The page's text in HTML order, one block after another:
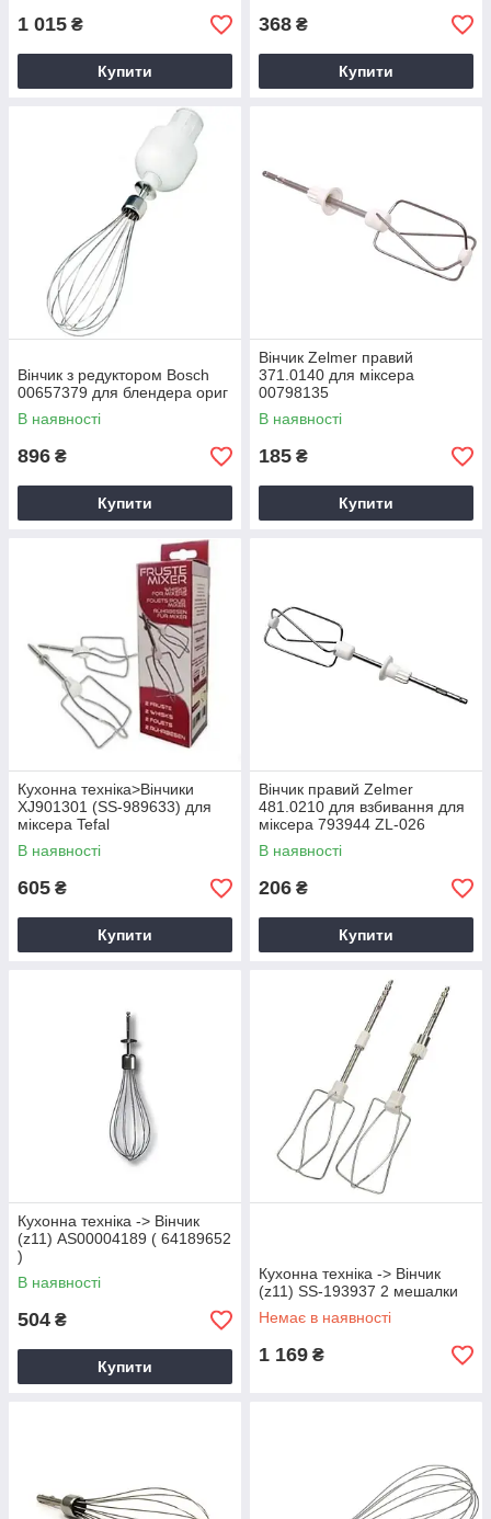
1 015 ₴
Купити
368 ₴
Купити
Вінчик з редуктором Bosch
00657379 для блендера ориг
В наявності
896 ₴
Купити
Вінчик Zelmer правий
371.0140 для міксера
00798135
В наявності
185 ₴
Купити
Кухонна техніка>Вінчики
XJ901301 (SS-989633) для
міксера Tefal
В наявності
605 ₴
Купити
Вінчик правий Zelmer
481.0210 для взбивання для
міксера 793944 ZL-026
В наявності
206 ₴
Купити
Кухонна техніка -> Вінчик
(z11) AS00004189 ( 64189652
)
В наявності
504 ₴
Купити
Кухонна техніка -> Вінчик
(z11) SS-193937 2 мешалки
Немає в наявності
1 169 ₴